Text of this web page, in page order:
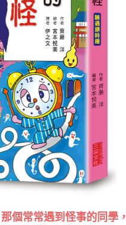
那個常常遇到怪事的同學，